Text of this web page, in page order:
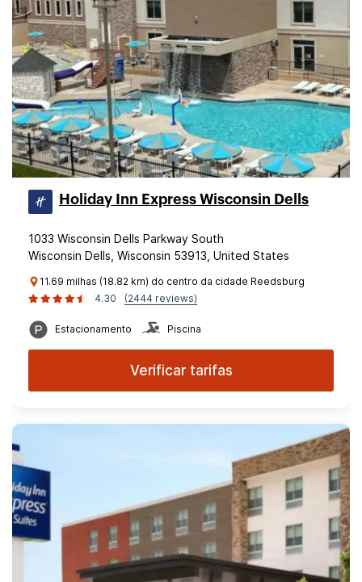
Holiday Inn Express Wisconsin Dells
1033 Wisconsin Dells Parkway South
Wisconsin Dells, Wisconsin 53913, United States
11.69 milhas (18.82 km) do centro da cidade Reedsburg
4.30
(2444 reviews)
Estacionamento Piscina
Verificar tarifas